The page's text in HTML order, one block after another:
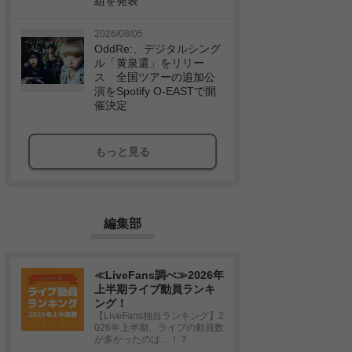
2026/08/05
OddRe:、デジタルシング
ル「黄泉還」をリリー
ス 全国ツアーの追加公
演をSpotify O-EASTで開
催決定
もっと見る
編集部
≪LiveFans調べ≫2026年
上半期ライブ動員ランキ
ング！
【LiveFans独自ランキング】2
026年上半期、ライブの動員数
が多かったのは…！？